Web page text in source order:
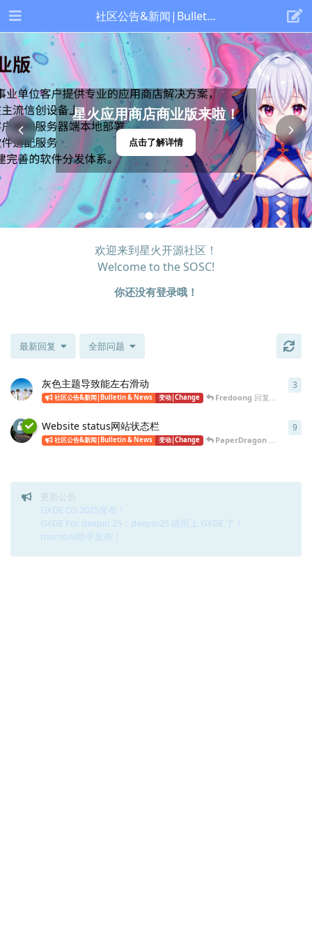
星火应用商店商业版来啦！
点击了解详情
欢迎来到星火开源社区！
Welcome to the SOSC!
你还没有登录哦！
社区公告&新闻|Bulletin & News
最新回复 全部问题
灰色主题导致能左右滑动
社区公告&新闻|Bulletin & News 变动|Change Fredoong 回复于
3
Website status网站状态栏
社区公告&新闻|Bulletin & News 变动|Change PaperDragon回复于
9
更新公告
GXDE OS 2025发布！
GXDE For deepin 25：deepin25 能用上 GXDE 了！
momoAI助手发布！